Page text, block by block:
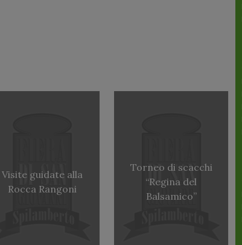
Visite guidate alla
Rocca Rangoni
Torneo di scacchi
“Regina del
Balsamico”